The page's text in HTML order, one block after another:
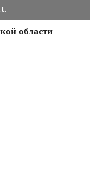
области